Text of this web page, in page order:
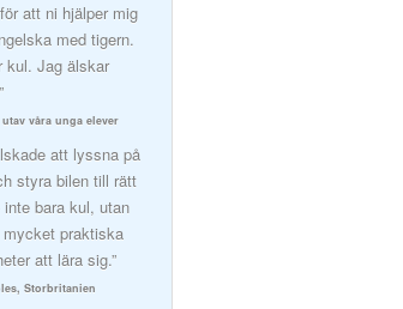
att ni hjälper mig
med tigern.
kul. Jag älskar
våra unga elever
att lyssna på
styra bilen till rätt
bara kul, utan
praktiska
att lära sig.”
Storbritanien